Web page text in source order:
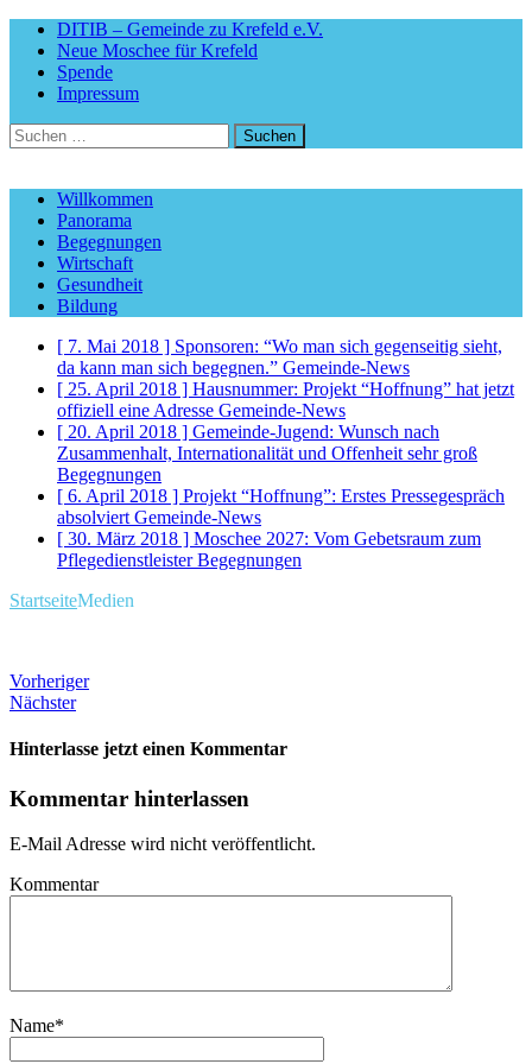
DITIB – Gemeinde zu Krefeld e.V.
Neue Moschee für Krefeld
Spende
Impressum
Suchen
nach:
Willkommen
Panorama
Begegnungen
Wirtschaft
Gesundheit
Bildung
[ 7. Mai 2018 ] Sponsoren: “Wo man sich gegenseitig sieht,
da kann man sich begegnen.” Gemeinde-News
[ 25. April 2018 ] Hausnummer: Projekt “Hoffnung” hat jetzt
offiziell eine Adresse Gemeinde-News
[ 20. April 2018 ] Gemeinde-Jugend: Wunsch nach
Zusammenhalt, Internationalität und Offenheit sehr groß
Begegnungen
[ 6. April 2018 ] Projekt “Hoffnung”: Erstes Pressegespräch
absolviert Gemeinde-News
[ 30. März 2018 ] Moschee 2027: Vom Gebetsraum zum
PflegedienstleisterBegegnungen
StartseiteMedien
Vorheriger
Nächster
Hinterlasse jetzt einen Kommentar
Kommentar hinterlassen
E-Mail Adresse wird nicht veröffentlicht.
Kommentar
Name*